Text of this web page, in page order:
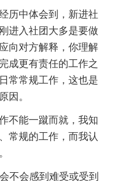
中体会到，新进社
进入社团大多是要做
向对方解释，你理解
成更有责任的工作之
常常规工作，这也是
因。
能一蹴而就，我知
常规的工作，而我认
会感到难受或受到